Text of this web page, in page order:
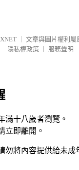
文章與圖片權利屬
隱私權政策
服務聲明
滿十八歲者瀏覽。
立即離開。
勿將內容提供給未成